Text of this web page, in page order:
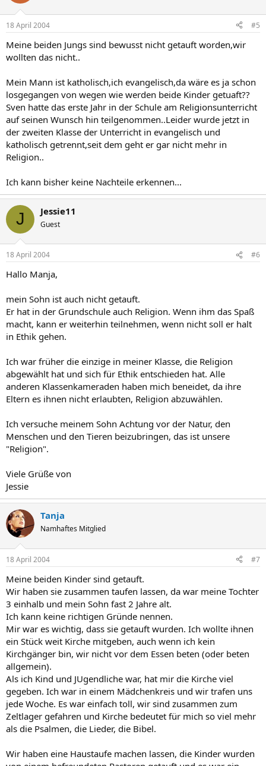
18 April 2004 #5
Meine beiden Jungs sind bewusst nicht getauft worden,wir
wollten das nicht..
Mein Mann ist katholisch,ich evangelisch,da wäre es ja schon
losgegangen von wegen wie werden beide Kinder getuaft??
Sven hatte das erste Jahr in der Schule am Religionsunterricht
auf seinen Wunsch hin teilgenommen..Leider wurde jetzt in
der zweiten Klasse der Unterricht in evangelisch und
katholisch getrennt,seit dem geht er gar nicht mehr in
Religion..
Ich kann bisher keine Nachteile erkennen...
J Jessie11
Guest
18 April 2004 #6
Hallo Manja,
mein Sohn ist auch nicht getauft.
Er hat in der Grundschule auch Religion. Wenn ihm das Spaß
macht, kann er weiterhin teilnehmen, wenn nicht soll er halt
in Ethik gehen.
Ich war früher die einzige in meiner Klasse, die Religion
abgewählt hat und sich für Ethik entschieden hat. Alle
anderen Klassenkameraden haben mich beneidet, da ihre
Eltern es ihnen nicht erlaubten, Religion abzuwählen.
Ich versuche meinem Sohn Achtung vor der Natur, den
Menschen und den Tieren beizubringen, das ist unsere
"Religion".
Viele Grüße von
Jessie
Tanja
Namhaftes Mitglied
18 April 2004 #7
Meine beiden Kinder sind getauft.
Wir haben sie zusammen taufen lassen, da war meine Tochter
3 einhalb und mein Sohn fast 2 Jahre alt.
Ich kann keine richtigen Gründe nennen.
Mir war es wichtig, dass sie getauft wurden. Ich wollte ihnen
ein Stück weit Kirche mitgeben, auch wenn ich kein
Kirchgänger bin, wir nicht vor dem Essen beten (oder beten
allgemein).
Als ich Kind und JUgendliche war, hat mir die Kirche viel
gegeben. Ich war in einem Mädchenkreis und wir trafen uns
jede Woche. Es war einfach toll, wir sind zusammen zum
Zeltlager gefahren und Kirche bedeutet für mich so viel mehr
als die Psalmen, die Lieder, die Bibel.
Wir haben eine Haustaufe machen lassen, die Kinder wurden